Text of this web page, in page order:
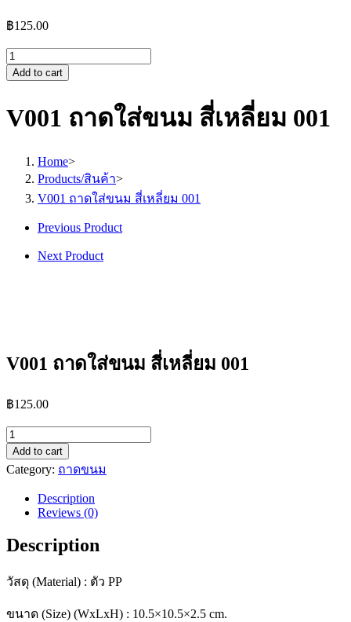
฿125.00
V001
ถาด
ขนม
สี่เหลี่ยม
quantity
Add to cart
V001 ถาดใส่ขนม สี่เหลี่ยม 001
Home>
Products/สินค้า>
V001 ถาดใส่ขนม สี่เหลี่ยม 001
Previous Product
Next Product
V001 ถาดใส่ขนม สี่เหลี่ยม 001
฿125.00
V001
ถาด
ใส่
สี่เหลี่ยม
quantity
Add to cart
Category: ถาดขนม
Description
Reviews (0)
Description
วัสดุ (Material) : ตัว PP
ขนาด (Size) (WxLxH) : 10.5×10.5×2.5 cm.